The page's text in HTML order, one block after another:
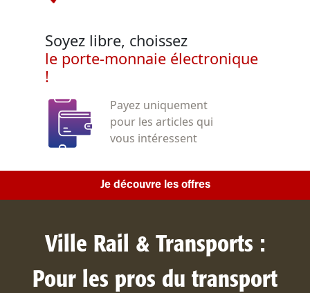
Soyez libre, choissez
le porte-monnaie électronique
!
Payez uniquement
pour les articles qui
vous intéressent
Je découvre les offres
Ville Rail & Transports :
Pour les pros du transport